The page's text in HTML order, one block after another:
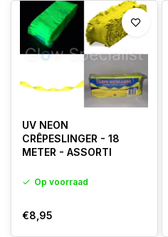
UV NEON
CRÊPESLINGER - 18
METER - ASSORTI
Op voorraad
€8,95